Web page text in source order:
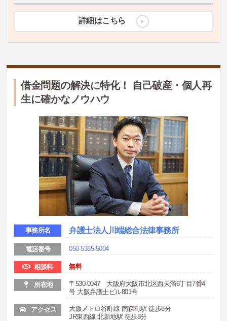
詳細はこちら
借金問題の解決に特化！ 自己破産・個人再
生に確かなノウハウ
事務所名 弁護士法人川端総合法律事務所
電話番号 050-5385-5004
相談料 無料
所在地
〒530-0047 大阪府大阪市北区西天満6丁目7番4
号 大阪弁護士ビル801号
アクセス
大阪メトロ谷町線 南森町駅 徒歩8分
JR東西線 北新地駅 徒歩8分